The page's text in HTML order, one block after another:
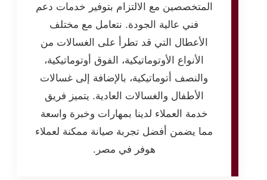
المتخصصين مع الالتزام بتوفير خدمات دعم
فني عالية الجودة. نتعامل مع مختلف
الأعطال التي قد تطرأ على الغسالات من
الأنواع الأوتوماتيكية، الفوق أوتوماتيكية،
والنصف أتوماتيكية، بالإضافة إلى غسالات
الأطفال والغسالات العادية. يتميز فريق
خدمة العملاء لدينا بمهارات وخبرة واسعة
مما يضمن أفضل تجربة صيانة ممكنة لعملاء
هوفر في مصر.